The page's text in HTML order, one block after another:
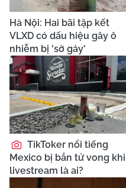
Hà Nội: Hai bãi tập kết
VLXD có dấu hiệu gây ô
nhiễm bị 'sờ gáy'
TikToker nổi tiếng
Mexico bị bắn tử vong khi
livestream là ai?